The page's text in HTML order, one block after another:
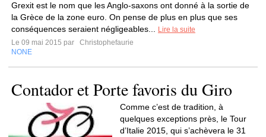
Grexit est le nom que les Anglo-saxons ont donné à la sortie de
la Grèce de la zone euro. On pense de plus en plus que ses
conséquences seraient négligeables...
Lire la suite
Le 09 mai 2015 par
Christophefaurie
NONE
Contador et Porte favoris du Giro
Comme c’est de tradition, à
quelques exceptions près, le Tour
d’Italie 2015, qui s’achèvera le 31